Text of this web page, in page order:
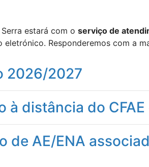
estará com o serviço de
Responderemos com a
2026/2027
distância do
AE/ENA